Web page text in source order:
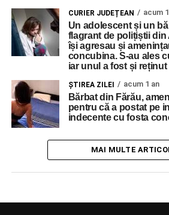
CURIER JUDEȚEAN acum
Un adolescent și un
flagrant de polițiștii din
își agresau și
concubina. S-au ales
iar unul a fost și reținut
ŞTIREA ZILEI acum 1 an
Bărbat din Fărău,
pentru că a postat pe
indecente cu fosta
MAI MULTE